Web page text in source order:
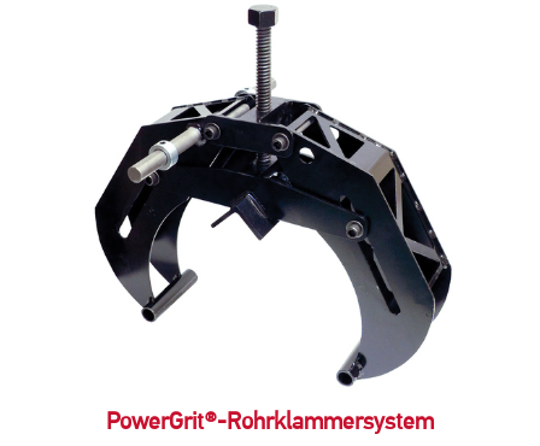
PowerGrit®-Rohrklammersystem